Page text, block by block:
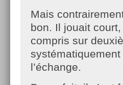
Mais
bon. Il jouait
compris sur
l’échange.